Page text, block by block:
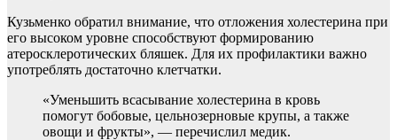
Кузьменко обратил внимание, что отложения холестерина при
его высоком уровне способствуют формированию
атеросклеротических бляшек. Для их профилактики важно
употреблять достаточно клетчатки.
«Уменьшить всасывание холестерина в кровь
помогут бобовые, цельнозерновые крупы, а также
овощи и фрукты», — перечислил медик.